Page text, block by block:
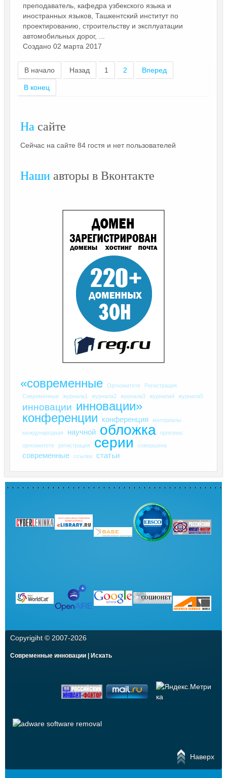
преподаватель, кафедра узбекского языка и
иностранных языков, Ташкентский институт по
проектированию, строительству и эксплуатации
автомобильных дорог, ...
Создано 02 марта 2017
В начало Назад 1 2 Вперед
В конец
На сайте
Сейчас на сайте 84 гостя и нет пользователей
Наши авторы в Вконтакте
«современные Оргкомитете
Регистрация
Современные
журнала1 журнала2 журнала3 журнала4 журнала5
инновации инновации»
конференции
конференция материалы
международная научной обложка оргвзнос
оргкомитете регистрация серии совершена
современные ссылки статьи
Copyrigiht © 2007-2026
Современные инновации | Искать
Наверх